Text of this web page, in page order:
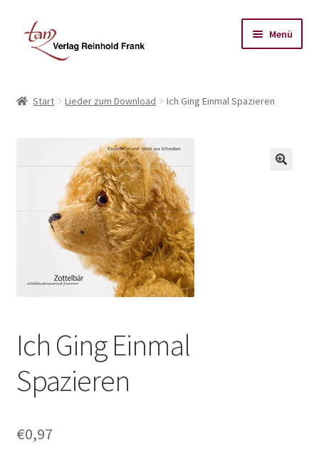
Zur
Navigation
springen
Zum
Inhalt
springen
Menü
Mein Koto
Start Lieder zum Download Ich Ging Einmal Spazieren
Ich Ging Einmal
Spazieren
€0,97